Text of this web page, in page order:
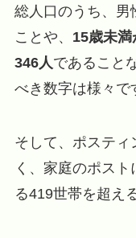
総人口のうち、男
ことや、 15歳未
346人 であること
べき数字は様々で
そして、ポスティ
く、家庭のポス
る419世帯を超え